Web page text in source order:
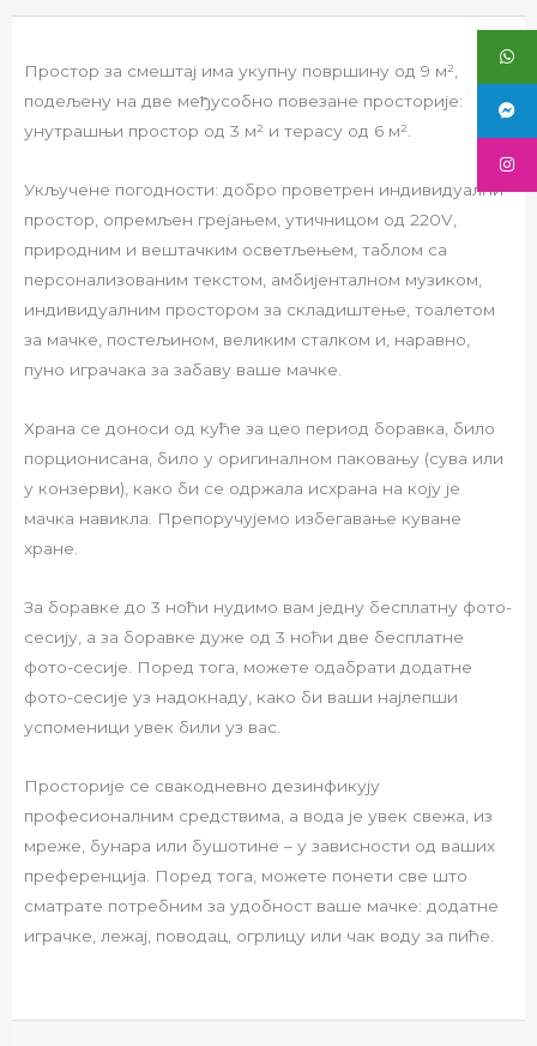
Простор за смештај има укупну површину од 9 м²,
подељену на две међусобно повезане просторије:
унутрашњи простор од 3 м² и терасу од 6 м².
Укључене погодности: добро проветрен индивидуални
простор, опремљен грејањем, утичницом од 220V,
природним и вештачким осветљењем, таблом са
персонализованим текстом, амбијенталном музиком,
индивидуалним простором за складиштење, тоалетом
за мачке, постељином, великим сталком и, наравно,
пуно играчака за забаву ваше мачке.
Храна се доноси од куће за цео период боравка, било
порционисана, било у оригиналном паковању (сува или
у конзерви), како би се одржала исхрана на коју је
мачка навикла. Препоручујемо избегавање куване
хране.
За боравке до 3 ноћи нудимо вам једну бесплатну фото-
сесију, а за боравке дуже од 3 ноћи две бесплатне
фото-сесије. Поред тога, можете одабрати додатне
фото-сесије уз надокнаду, како би ваши најлепши
успоменици увек били уз вас.
Просторије се свакодневно дезинфикују
професионалним средствима, а вода је увек свежа, из
мреже, бунара или бушотине – у зависности од ваших
преференција. Поред тога, можете понети све што
сматрате потребним за удобност ваше мачке: додатне
играчке, лежај, поводац, огрлицу или чак воду за пиће.